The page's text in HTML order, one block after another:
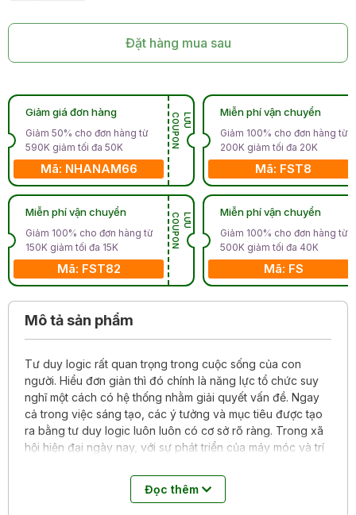
Đặt hàng mua sau
Giảm giá đơn hàng
Giảm 50% cho đơn hàng từ
590K giảm tối đa 50K
Mã: NHANAM66
L
Ư
U
C
O
U
P
O
N
Miễn phí vận chuyển
Giảm 100% cho đơn hàng từ
150K giảm tối đa 15K
Mã: FST82
L
Ư
U
C
O
U
P
O
N
Miễn phí vận chuyển
Giảm 100% cho đơn hàng từ
200K giảm tối đa 20K
Mã: FST8
Miễn phí vận chuyển
Giảm 100% cho đơn hàng từ
500K giảm tối đa 40K
Mã: FS
Mô tả sản phẩm
Tư duy logic rất quan trọng trong cuộc sống của con
người. Hiểu đơn giản thì đó chính là năng lực tổ chức suy
nghĩ một cách có hệ thống nhằm giải quyết vấn đề. Ngay
cả trong việc sáng tạo, các ý tưởng và mục tiêu được tạo
ra bằng tư duy logic luôn luôn có cơ sở rõ ràng. Trong xã
hội hiện đại ngày nay, với sự phát triển của máy móc và trí
lực của mình sẽ càng trở nên quan trọng.
Đọc thêm